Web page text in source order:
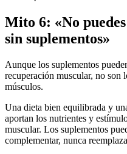
Mito 6: «No
sin suplementos»
Aunque los suplementos
recuperación muscular, no son
músculos.
Una dieta bien equilibrada y
aportan los nutrientes y
muscular. Los suplementos
complementar, nunca